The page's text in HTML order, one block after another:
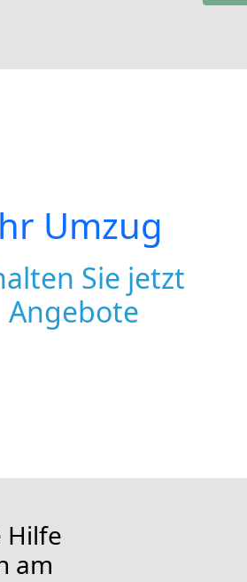
Umzug
Sie jetzt
Angebote
Hilfe
am